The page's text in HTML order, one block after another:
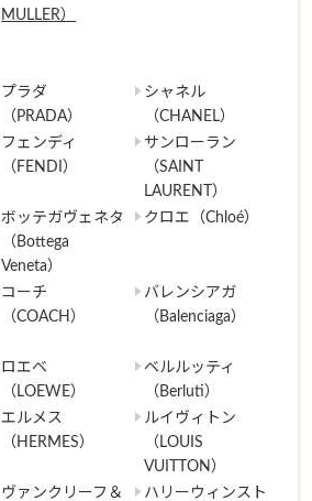
MULLER）
プラダ
（PRADA）
シャネル
（CHANEL）
フェンディ
（FENDI）
サンローラン
（SAINT
LAURENT）
ボッテガヴェネタ
（Bottega
Veneta）
クロエ（Chloé）
コーチ
（COACH）
バレンシアガ
（Balenciaga）
ロエベ
（LOEWE）
ベルルッティ
（Berluti）
エルメス
（HERMES）
ルイヴィトン
（LOUIS
VUITTON）
ヴァンクリーフ＆ ハリーウィンスト